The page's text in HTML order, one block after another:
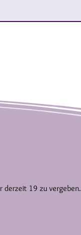
derzeit 19 zu vergeben.